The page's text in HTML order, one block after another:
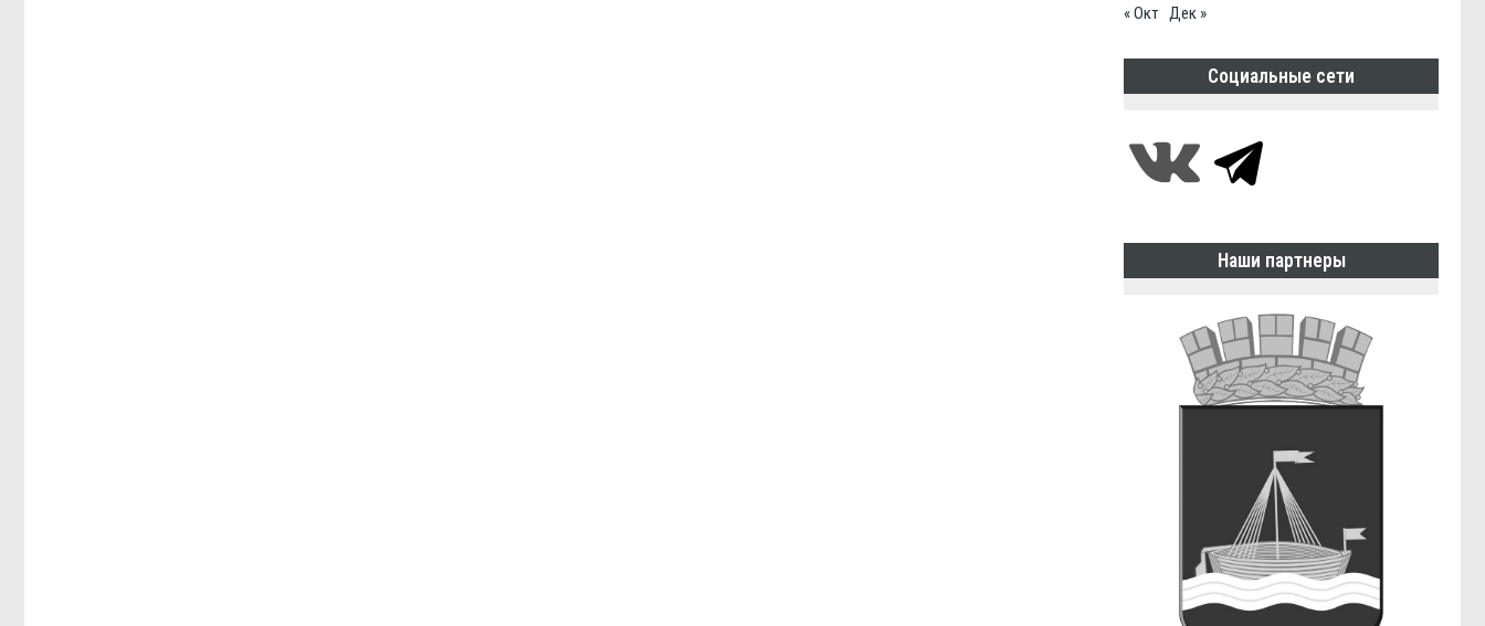
« Окт Дек »
Социальные сети
Наши партнеры